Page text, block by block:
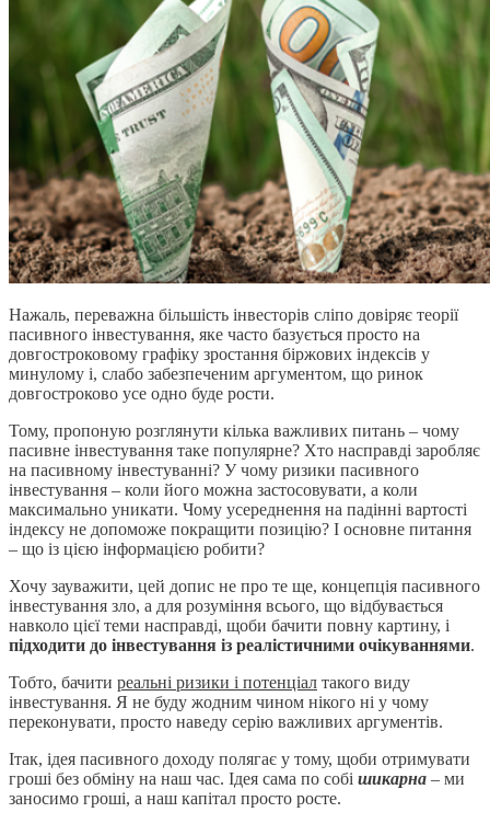
Нажаль, переважна більшість інвесторів сліпо довіряє теорії
пасивного інвестування, яке часто базується просто на
довгостроковому графіку зростання біржових індексів у
минулому і, слабо забезпеченим аргументом, що ринок
довгостроково усе одно буде рости.
Тому, пропоную розглянути кілька важливих питань – чому
пасивне інвестування таке популярне? Хто насправді заробляє
на пасивному інвестуванні? У чому ризики пасивного
інвестування – коли його можна застосовувати, а коли
максимально уникати. Чому усереднення на падінні вартості
індексу не допоможе покращити позицію? І основне питання
– що із цією інформацією робити?
Хочу зауважити, цей допис не про те ще, концепція пасивного
інвестування зло, а для розуміння всього, що відбувається
навколо цієї теми насправді, щоби бачити повну картину, і
підходити до інвестування із реалістичними очікуваннями.
Тобто, бачити реальні ризики і потенціал такого виду
інвестування. Я не буду жодним чином нікого ні у чому
переконувати, просто наведу серію важливих аргументів.
Ітак, ідея пасивного доходу полягає у тому, щоби отримувати
гроші без обміну на наш час. Ідея сама по собі шикарна – ми
заносимо гроші, а наш капітал просто росте.